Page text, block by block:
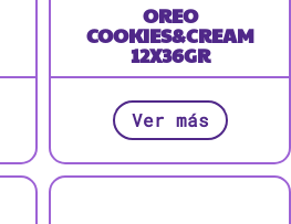
OREO
COOKIES&CREAM
12X36GR
Ver más